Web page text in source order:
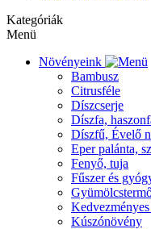
Kategóriák
Menü
Növényeink
Bambusz
Citrusféle
Díszcserje
Díszfa,
Díszfű, Évelő
Eper palánta,
Fenyő, tuja
Fűszer és
Kúszónövény